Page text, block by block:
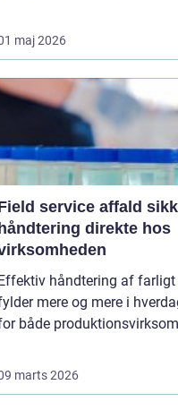
maj 2026
service affald sikker
direkte hos
håndtering af
mere og mere i
både
marts 2026